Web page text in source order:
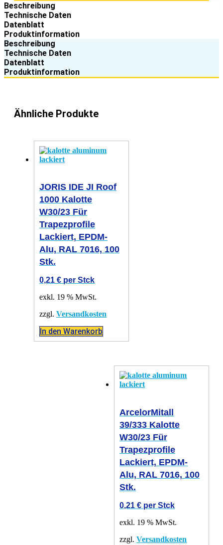
Beschreibung
Technische Daten
Datenblatt
Produktinformation
Beschreibung
Technische Daten
Datenblatt
Produktinformation
Ähnliche Produkte
JORIS IDE JI Roof
1000 Kalotte
W30/23 Für
Trapezprofile
Lackiert, EPDM-
Alu, RAL 7016, 100
Stk.
0,21 € per Stck
exkl. 19 % MwSt.
zzgl. Versandkosten
In den Warenkorb
ArcelorMitall
39/333 Kalotte
W30/23 Für
Trapezprofile
Lackiert, EPDM-
Alu, RAL 7016, 100
Stk.
0,21€ per Stck
exkl. 19 % MwSt.
zzgl.Versandkosten